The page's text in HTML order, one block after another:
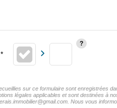
sur ce formulaire sont enregistrées
légales applicables et sont destinées à
Nous vous